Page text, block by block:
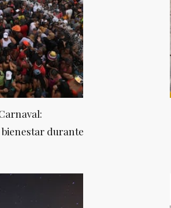
bienestar durante